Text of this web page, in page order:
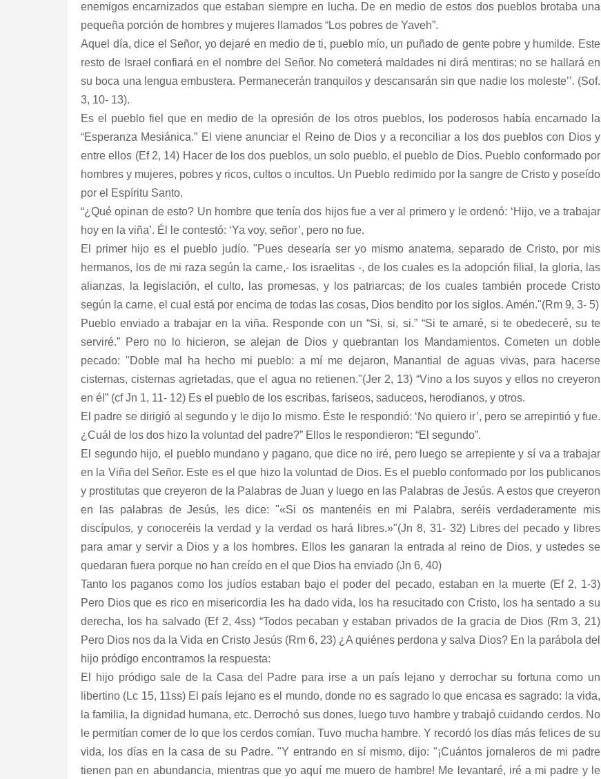
enemigos encarnizados que estaban siempre en lucha. De en medio de estos dos pueblos brotaba una
pequeña porción de hombres y mujeres llamados “Los pobres de Yaveh”.
Aquel día, dice el Señor, yo dejaré en medio de ti, pueblo mío, un puñado de gente pobre y humilde. Este
resto de Israel confiará en el nombre del Señor. No cometerá maldades ni dirá mentiras; no se hallará en
su boca una lengua embustera. Permanecerán tranquilos y descansarán sin que nadie los moleste’’. (Sof.
3, 10- 13).
Es el pueblo fiel que en medio de la opresión de los otros pueblos, los poderosos había encarnado la
“Esperanza Mesiánica.” El viene anunciar el Reino de Dios y a reconciliar a los dos pueblos con Dios y
entre ellos (Ef 2, 14) Hacer de los dos pueblos, un solo pueblo, el pueblo de Dios. Pueblo conformado por
hombres y mujeres, pobres y ricos, cultos o incultos. Un Pueblo redimido por la sangre de Cristo y poseído
por el Espíritu Santo.
“¿Qué opinan de esto? Un hombre que tenía dos hijos fue a ver al primero y le ordenó: ‘Hijo, ve a trabajar
hoy en la viña’. Él le contestó: ‘Ya voy, señor’, pero no fue.
El primer hijo es el pueblo judío. "Pues desearía ser yo mismo anatema, separado de Cristo, por mis
hermanos, los de mi raza según la carne,- los israelitas -, de los cuales es la adopción filial, la gloria, las
alianzas, la legislación, el culto, las promesas, y los patriarcas; de los cuales también procede Cristo
según la carne, el cual está por encima de todas las cosas, Dios bendito por los siglos. Amén."(Rm 9, 3- 5)
Pueblo enviado a trabajar en la viña. Responde con un “Si, si, si.” “Si te amaré, si te obedeceré, su te
serviré.” Pero no lo hicieron, se alejan de Dios y quebrantan los Mandamientos. Cometen un doble
pecado: "Doble mal ha hecho mi pueblo: a mí me dejaron, Manantial de aguas vivas, para hacerse
cisternas, cisternas agrietadas, que el agua no retienen."(Jer 2, 13) “Vino a los suyos y ellos no creyeron
en él” (cf Jn 1, 11- 12) Es el pueblo de los escribas, fariseos, saduceos, herodianos, y otros.
El padre se dirigió al segundo y le dijo lo mismo. Éste le respondió: ‘No quiero ir’, pero se arrepintió y fue.
¿Cuál de los dos hizo la voluntad del padre?” Ellos le respondieron: “El segundo”.
El segundo hijo, el pueblo mundano y pagano, que dice no iré, pero luego se arrepiente y sí va a trabajar
en la Viña del Señor. Este es el que hizo la voluntad de Dios. Es el pueblo conformado por los publicanos
y prostitutas que creyeron de la Palabras de Juan y luego en las Palabras de Jesús. A estos que creyeron
en las palabras de Jesús, les dice: "«Si os mantenéis en mi Palabra, seréis verdaderamente mis
discípulos, y conoceréis la verdad y la verdad os hará libres.»"(Jn 8, 31- 32) Libres del pecado y libres
para amar y servir a Dios y a los hombres. Ellos les ganaran la entrada al reino de Dios, y ustedes se
quedaran fuera porque no han creído en el que Dios ha enviado (Jn 6, 40)
Tanto los paganos como los judíos estaban bajo el poder del pecado, estaban en la muerte (Ef 2, 1-3)
Pero Dios que es rico en misericordia les ha dado vida, los ha resucitado con Cristo, los ha sentado a su
derecha, los ha salvado (Ef 2, 4ss) “Todos pecaban y estaban privados de la gracia de Dios (Rm 3, 21)
Pero Dios nos da la Vida en Cristo Jesús (Rm 6, 23) ¿A quiénes perdona y salva Dios? En la parábola del
hijo pródigo encontramos la respuesta:
El hijo pródigo sale de la Casa del Padre para irse a un país lejano y derrochar su fortuna como un
libertino (Lc 15, 11ss) El país lejano es el mundo, donde no es sagrado lo que encasa es sagrado: la vida,
la familia, la dignidad humana, etc. Derrochó sus dones, luego tuvo hambre y trabajó cuidando cerdos. No
le permitían comer de lo que los cerdos comían. Tuvo mucha hambre. Y recordó los días más felices de su
vida, los días en la casa de su Padre. "Y entrando en sí mismo, dijo: "¡Cuántos jornaleros de mi padre
tienen pan en abundancia, mientras que yo aquí me muero de hambre! Me levantaré, iré a mi padre y le